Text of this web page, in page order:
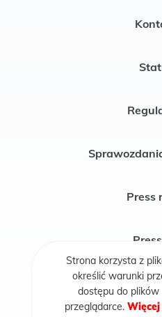
Press
Strona korzysta z
określić warunki
dostępu do
przeglądarce.